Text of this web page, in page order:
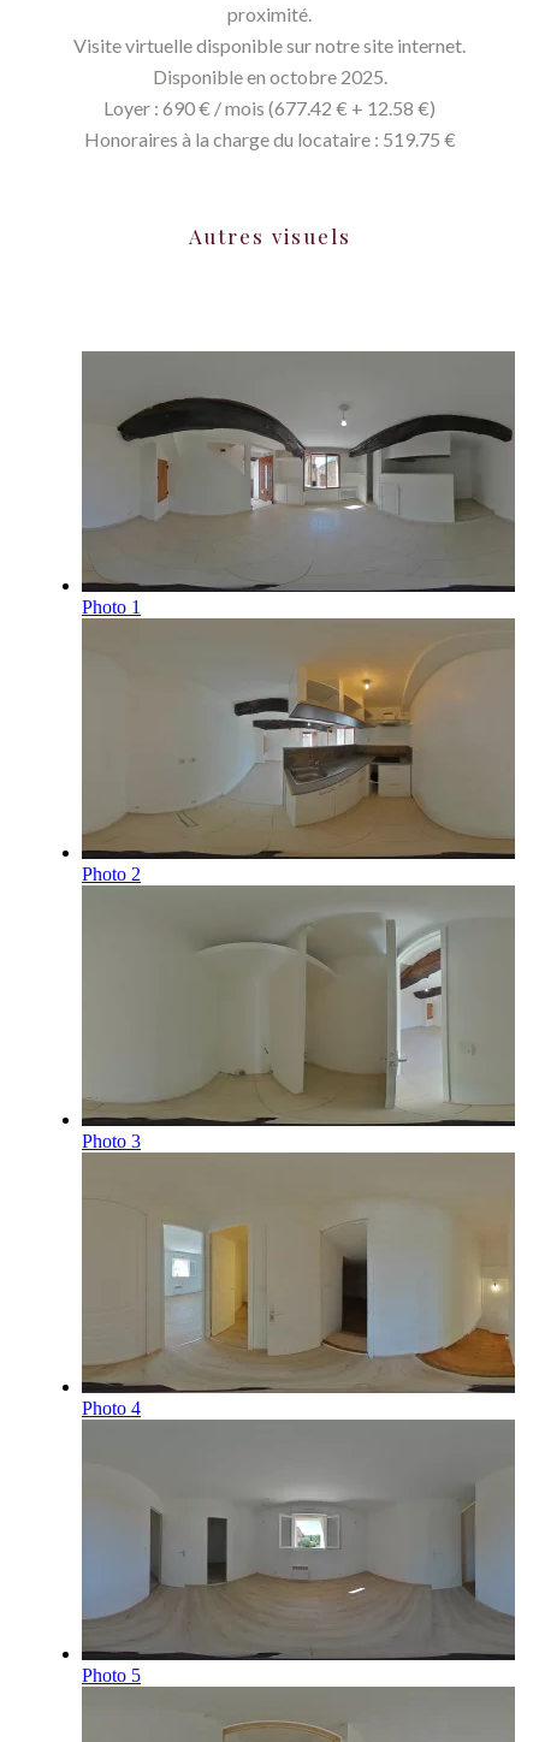
proximité.
Visite virtuelle disponible sur notre site internet.
Disponible en octobre 2025.
Loyer : 690 € / mois (677.42 € + 12.58 €)
Honoraires à la charge du locataire : 519.75 €
Autres visuels